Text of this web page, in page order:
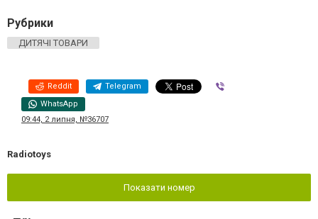
Рубрики
ДИТЯЧІ ТОВАРИ
Reddit Telegram
WhatsApp
09:44, 2 липня, №36707
Radiotoys
Показати номер